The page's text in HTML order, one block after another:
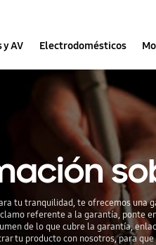
AV Electrodomésticos
tu tranquilidad, te ofrecemos una
referente a la garantía, ponte
de lo que cubre la garantía,
tu producto con nosotros, para